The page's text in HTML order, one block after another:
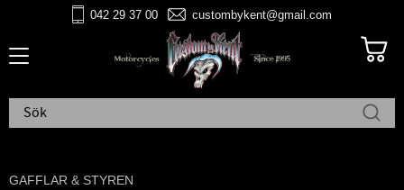
042 29 37 00 custombykent@gmail.com
GAFFLAR & STYREN